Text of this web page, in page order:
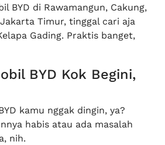
BYD di Rawamangun, Cakung,
Timur, tinggal cari aja
Gading. Praktis banget,
BYD Kok Begini,
kamu nggak dingin, ya?
habis atau ada masalah
nih.